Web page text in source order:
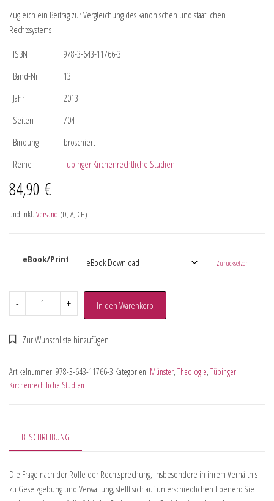
Zugleich ein Beitrag zur Vergleichung des kanonischen und staatlichen
Rechtssystems
ISBN
978-3-643-11766-3
Band-Nr.
13
Jahr
2013
Seiten
704
Bindung
broschiert
Reihe
Tübinger Kirchenrechtliche Studien
84,90 €
und inkl. Versand (D, A, CH)
eBook/Print Zurücksetzen
- + In den Warenkorb
Artikelnummer: 978-3-643-11766-3 Kategorien: Münster, Theologie, Tübinger
Kirchenrechtliche Studien
BESCHREIBUNG
Die Frage nach der Rolle der Rechtsprechung, insbesondere in ihrem Verhältnis
zu Gesetzgebung und Verwaltung, stellt sich auf unterschiedlichen Ebenen: Sie